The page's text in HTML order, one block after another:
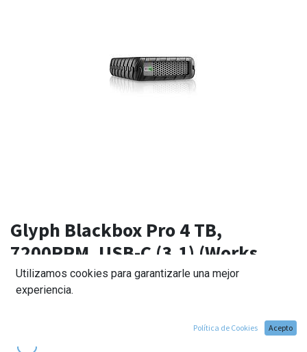
Glyph Blackbox Pro 4 TB,
7200RPM, USB-C (3.1) (Works
with 3.0/2.0)
Utilizamos cookies para garantizarle una mejor
experiencia.
Política de Cookies Acepto